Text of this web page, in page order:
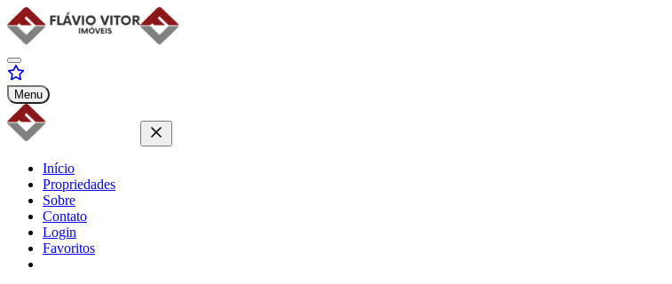
Menu
Início
Propriedades
Sobre
Contato
Login
Favoritos